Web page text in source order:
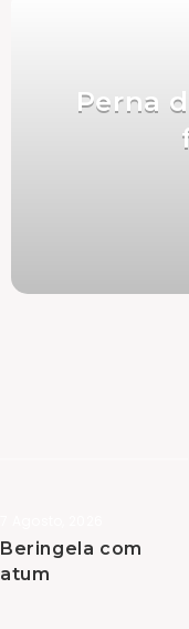
Perna
Beringela com
atum